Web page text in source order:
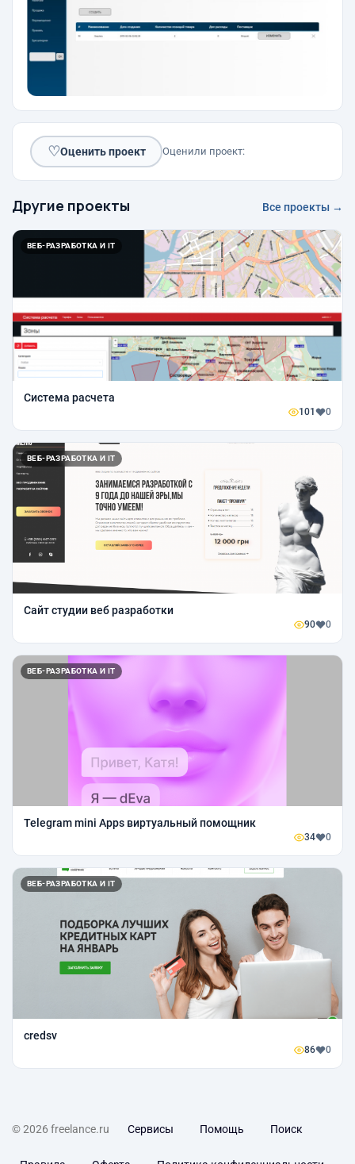
♡Оценить проект Оценили проект:
Другие проекты Все проекты →
ВЕБ-РАЗРАБОТКА И IT
Система расчета
101 0
ВЕБ-РАЗРАБОТКА И IT
Сайт студии веб разработки
90 0
ВЕБ-РАЗРАБОТКА И IT
Telegram mini Apps виртуальный помощник
34 0
ВЕБ-РАЗРАБОТКА И IT
credsv
86 0
© 2026 freelance.ru Сервисы Помощь Поиск